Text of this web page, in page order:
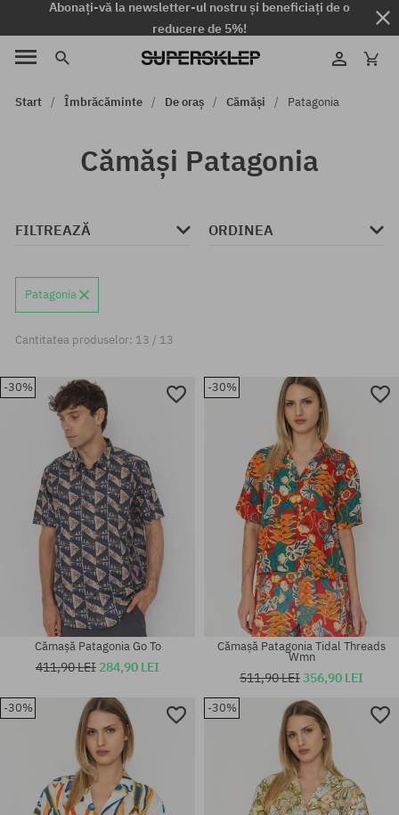
Abonați-vă la newsletter-ul nostru și beneficiați de o
reducere de 5%!
Start Îmbrăcăminte De oraș Cămăși Patagonia
Cămăși Patagonia
FILTREAZĂ ORDINEA
Patagonia
Cantitatea produselor: 13 / 13
-30%
Cămașă Patagonia Go To
411,90 LEI 284,90 LEI
-30%
Cămașă Patagonia Tidal Threads
Wmn
511,90 LEI356,90 LEI
-30% -30%